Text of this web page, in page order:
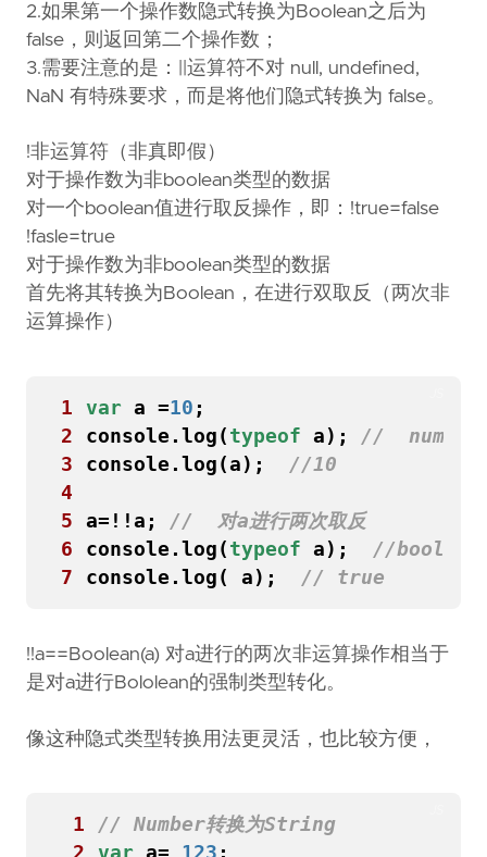
2.如果第一个操作数隐式转换为Boolean之后为
false，则返回第二个操作数；
3.需要注意的是：||运算符不对 null, undefined,
NaN 有特殊要求，而是将他们隐式转换为 false。
!非运算符（非真即假）
对于操作数为非boolean类型的数据
对一个boolean值进行取反操作，即：!true=false
!fasle=true
对于操作数为非boolean类型的数据
首先将其转换为Boolean，在进行双取反（两次非
运算操作）
1 var a =10 ;
2
console . log ( typeof a );
3
console . log (a );
4
5
a=!! a ;
6
console . log ( typeof a );
7
console . log ( a );
!!a==Boolean(a) 对a进行的两次非运算操作相当于
是对a进行Bololean的强制类型转化。
像这种隐式类型转换用法更灵活，也比较方便，
1